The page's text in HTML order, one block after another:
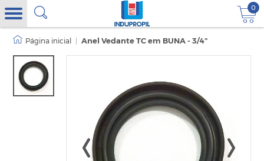
0
Anel Vedante TC em BUNA - 3/4"